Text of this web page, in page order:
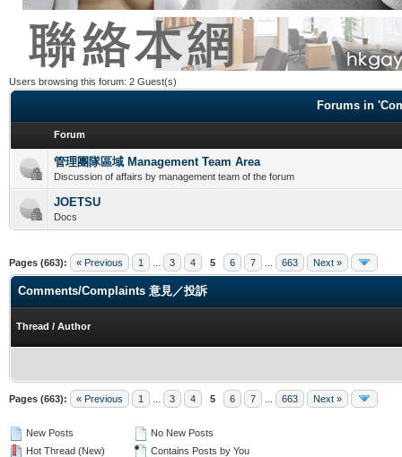
Users browsing this forum: 2 Guest(s)
Forums in
Forum
管理團隊區域 Management Team Area
Discussion of affairs by management team of the forum
JOETSU
Docs
Pages (663): « Previous 1 3 4 5 6 7 663 Next »
Comments/Complaints 意見／投訴
Thread / Author
Pages (663): « Previous 1 3 4 5 6 7 663 Next »
New Posts
Hot Thread (New)
No New Posts
Contains Posts by You